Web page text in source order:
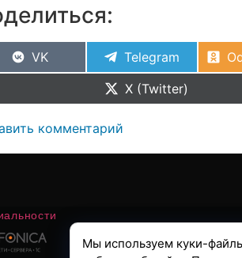
VK Telegram
X (Twitter)
комментарий
Мы используем куки-